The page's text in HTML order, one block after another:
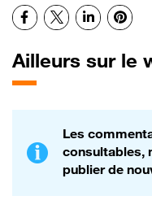
Facebook
X LinkedIn
Ailleurs sur le
Les
consultables,
publier de